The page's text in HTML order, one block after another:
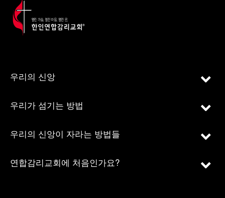
우리의 신앙
우리가 섬기는 방법
우리의 신앙이 자라는 방법들
연합감리교회에 처음인가요?